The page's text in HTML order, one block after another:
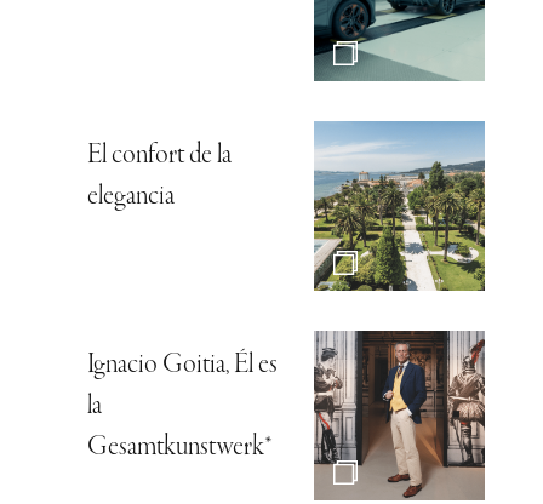
El confort de la
elegancia
Ignacio Goitia, Él es
la
Gesamtkunstwerk*